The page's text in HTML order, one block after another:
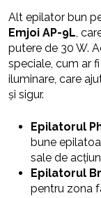
Alt epilator bun
Emjoi AP-9L ,
putere de 30 W.
speciale, cum ar
iluminare, care
și sigur.
Epilatorul
bune
sale de
Epilatorul
pentru zona